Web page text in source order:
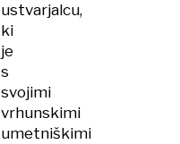
ustvarjalcu,
ki
je
s
svojimi
vrhunskimi
umetniškimi